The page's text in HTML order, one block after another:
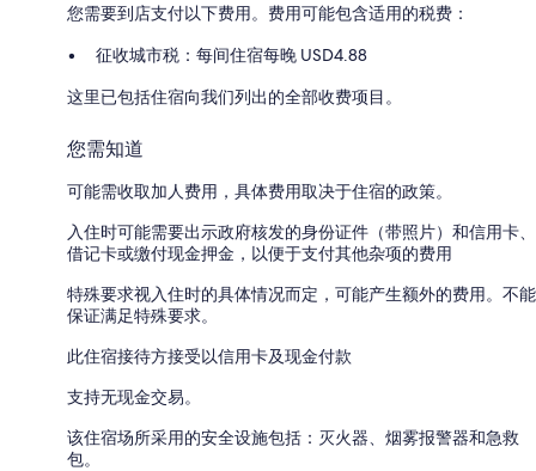
您需要到店支付以下费用。费用可能包含适用的税费：
征收城市税：每间住宿每晚 USD4.88
这里已包括住宿向我们列出的全部收费项目。
您需知道
可能需收取加人费用，具体费用取决于住宿的政策。
入住时可能需要出示政府核发的身份证件（带照片）和信用卡、
借记卡或缴付现金押金，以便于支付其他杂项的费用
特殊要求视入住时的具体情况而定，可能产生额外的费用。不能
保证满足特殊要求。
此住宿接待方接受以信用卡及现金付款
支持无现金交易。
该住宿场所采用的安全设施包括：灭火器、烟雾报警器和急救
包。